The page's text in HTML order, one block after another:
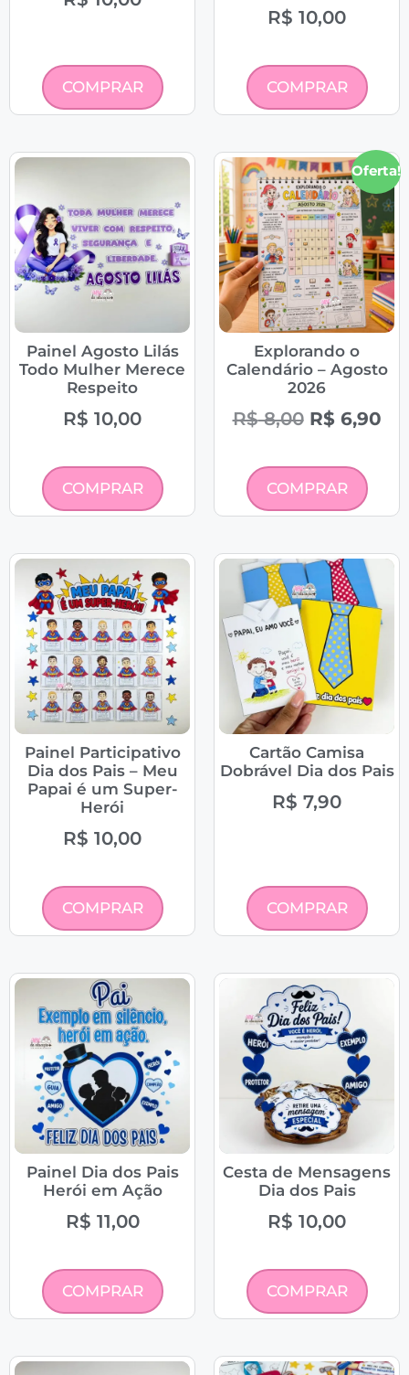
COMPRAR
R$ 10,00
COMPRAR
Painel Agosto Lilás
Todo Mulher Merece
Respeito
R$ 10,00
COMPRAR
Oferta!
Explorando o
Calendário – Agosto
2026
R$8,00 R$6,90
COMPRAR
Painel Participativo
Dia dos Pais – Meu
Papai é um Super-
Herói
R$ 10,00
COMPRAR
Cartão Camisa
Dobrável Dia dos Pais
R$ 7,90
COMPRAR
Painel Dia dos Pais
Herói em Ação
R$ 11,00
COMPRAR
Cesta de Mensagens
Dia dos Pais
R$ 10,00
COMPRAR